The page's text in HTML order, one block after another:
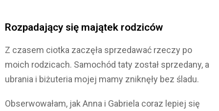
Rozpadający się majątek rodziców
Z czasem ciotka zaczęła sprzedawać rzeczy po
moich rodzicach. Samochód taty został sprzedany, a
ubrania i biżuteria mojej mamy zniknęły bez śladu.
Obserwowałam, jak Anna i Gabriela coraz lepiej się